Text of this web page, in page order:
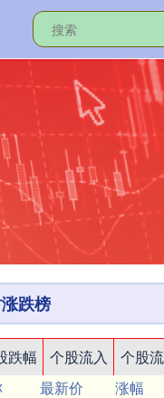
跌榜
跌幅 个股流入 个股
最新价 涨幅